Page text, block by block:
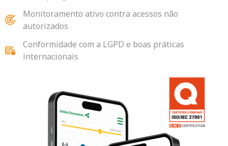
Monitoramento ativo contra acessos não
autorizados
Conformidade com a LGPD e boas práticas
internacionais